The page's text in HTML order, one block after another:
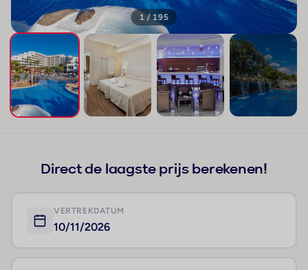
1 / 195
Direct de laagste prijs berekenen!
VERTREKDATUM
10/11/2026